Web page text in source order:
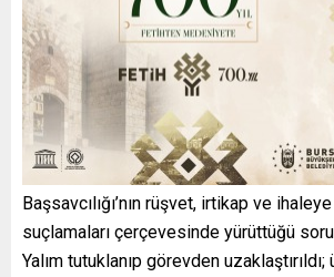
Etkin pişmanlık ve
seyri
Uşak eski Belediye Başkanı
yürütülen soruşturmada, etkin pişmanlık
verdiği ifadeler önemli yer tuttu.
Başsavcılığı’nın rüşvet, irtikap ve
suçlamaları çerçevesinde yürüttüğü
Yalım tutuklanıp görevden